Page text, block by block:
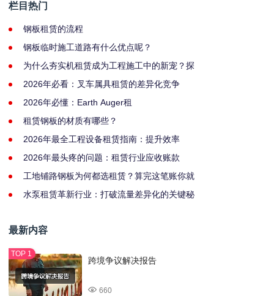
栏目热门
钢板租赁的流程
钢板临时施工道路有什么优点呢？
为什么夯实机租赁成为工程施工中的新宠？探
2026年必看：叉车属具租赁的差异化竞争
2026年必懂：Earth Auger租
租赁钢板的材质有哪些？
2026年最全工程设备租赁指南：提升效率
2026年最头疼的问题：租赁行业应收账款
工地铺路钢板为何都选租赁？算完这笔账你就
水泵租赁革新行业：打破流量差异化的关键秘
最新内容
跨境争议解决报告
660